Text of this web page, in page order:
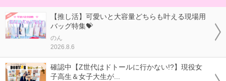
【推し活】可愛いと大容量どちらも叶える現場用
バッグ特集💝
のん
2026.8.6
確認中【Z世代はドトールに行かない!?】現役女
子高生＆女子大生が...